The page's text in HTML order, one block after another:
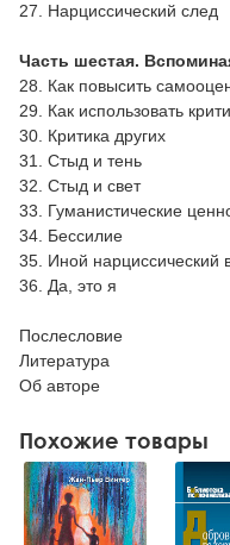
27. Нарциссический след
Часть шестая.
28. Как повысить
29. Как использовать
30. Критика других
31. Стыд и тень
32. Стыд и свет
33. Гуманистические
34. Бессилие
35. Иной нарциссический
36. Да, это я
Послесловие
Литература
Об авторе
Похожие товары